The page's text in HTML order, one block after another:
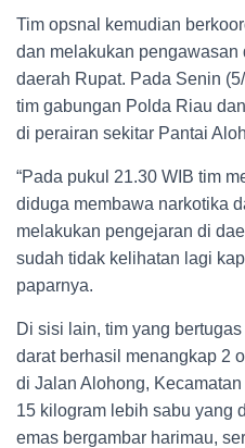
Tim opsnal kemudian
dan melakukan pengawasan
daerah Rupat. Pada Senin
tim gabungan Polda Riau
di perairan sekitar Pantai
“Pada pukul 21.30 WIB tim
diduga membawa narkotika
melakukan pengejaran di
sudah tidak kelihatan lagi
paparnya.
Di sisi lain, tim yang
darat berhasil menangkap 2
di Jalan Alohong,
15 kilogram lebih sabu yang
emas bergambar harimau,